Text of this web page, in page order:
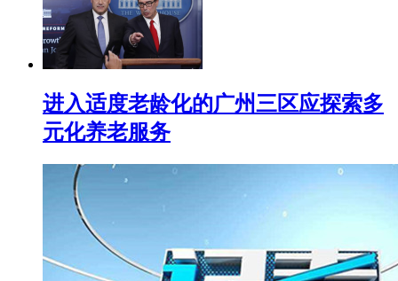
进入适度老龄化的广州三区应探索多
元化养老服务